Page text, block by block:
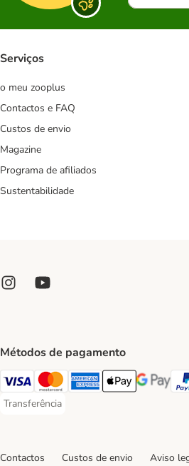
Serviços
o meu zooplus
Contactos e FAQ
Custos de envio
Magazine
Programa de afiliados
Sustentabilidade
Métodos de pagamento
Visa Payment Method
Mastercard Payment Method
American Express
Apple PayGoogle
Transferência
Transferência Payment Method
Contactos Custos de envio Aviso